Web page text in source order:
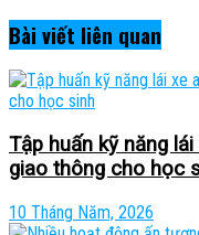
Bài viết liên quan
Tập huấn kỹ năng
giao thông cho học
10 Tháng Năm, 2026